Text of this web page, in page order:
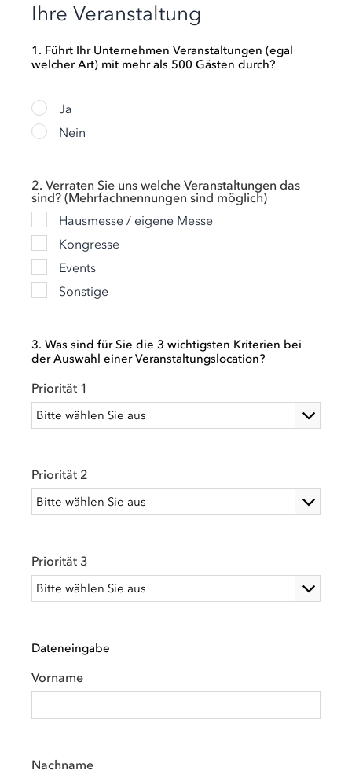
Ihre Veranstaltung
1. Führt Ihr Unternehmen Veranstaltungen (egal
welcher Art) mit mehr als 500 Gästen durch?
Ja
Nein
2. Verraten Sie uns welche Veranstaltungen das
sind? (Mehrfachnennungen sind möglich)
Hausmesse / eigene Messe
Kongresse
Events
Sonstige
3. Was sind für Sie die 3 wichtigsten Kriterien bei
der Auswahl einer Veranstaltungslocation?
Priorität 1
Priorität 2
Priorität 3
Dateneingabe
Vorname
Nachname